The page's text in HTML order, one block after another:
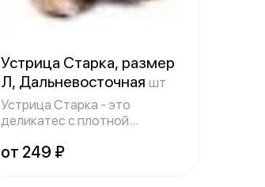
Устрица Старка, размер
Л, Дальневосточная шт
Устрица Старка - это
деликатес с плотной
от 249 ₽